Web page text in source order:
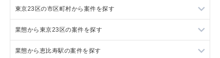
フランス料理の居抜き売却物件の案件一覧
イタリア料理の居抜き売却物件の案件一覧
中華の居抜き売却物件の案件一覧
東京23区の飲食店の居抜き売却物件の案件一覧
東京都下の飲食店の居抜き売却物件の案件一覧
千葉県の飲食店の居抜き売却物件の案件一覧
東京23区の市区町村から案件を探す
目黒区の飲食店の居抜き売却物件の案件一覧
渋谷区の飲食店の居抜き売却物件の案件一覧
業態から東京23区の案件を探す
東京23区のラーメンの居抜き売却物件の案件一覧
業態から恵比寿駅の案件を探す